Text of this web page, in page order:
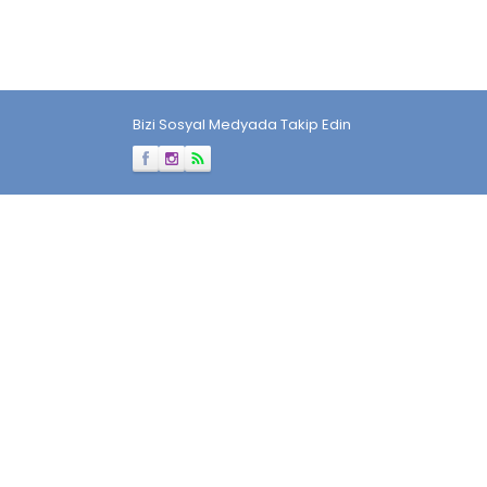
Bizi Sosyal Medyada Takip Edin